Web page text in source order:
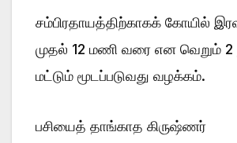
சம்பிரதாயத்திற்காகக் கோயில்
முதல் 12 மணி வரை என வெறும் 2
மட்டும் மூடப்படுவது வழக்கம்.
பசியைத் தாங்காத கிருஷ்ணர்